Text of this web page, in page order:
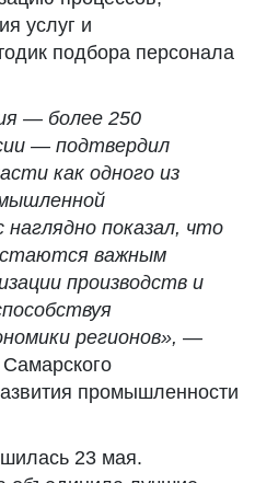
услуг и
подбора персонала
— более 250
— подтвердил
как одного из
показал, что
важным
производств и
регионов», —
промышленности
23 мая.